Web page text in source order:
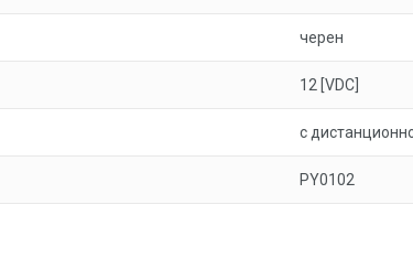
черен
12 [VDC]
с
PY0102